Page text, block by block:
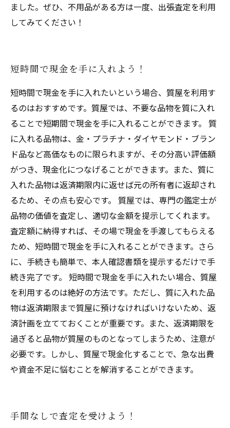
ました。ぜひ、不用品がある方は一度、出張査定を利用
してみてください！
短時間で現金を手に入れよう！
短時間で現金を手に入れたいという場合、質屋を利用す
るのはおすすめです。質屋では、不要な品物を質に入れ
ることで短期間で現金を手に入れることができます。 質
に入れる品物は、金・プラチナ・ダイヤモンド・ブラン
ド品など高価なものに限られますが、その分高い評価額
がつき、現金化につなげることができます。また、質に
入れた品物は返済期限内に返せば元の所有者に返却され
るため、その点も安心です。 質屋では、専門の鑑定士が
品物の価値を査定し、適切な金額を提示してくれます。
査定額に納得すれば、その場で現金を手渡してもらえる
ため、短時間で現金を手に入れることができます。さら
に、手続きも簡単で、本人確認書類を提示するだけで手
続き完了です。 短時間で現金を手に入れたい場合、質屋
を利用するのは絶好の方法です。ただし、質に入れた品
物は返済期限まで質屋に預けなければいけないため、返
済計画を立てておくことが重要です。また、返済期限を
過ぎると品物が質屋のものとなってしまうため、注意が
必要です。しかし、質屋で現金化することで、急な出費
や資金不足に悩むことを解消することができます。
手間なしで査定を受けよう！